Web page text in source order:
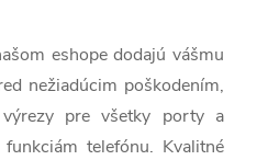
eshope dodajú vášmu
nežiadúcim poškodením,
pre všetky porty a
telefónu. Kvalitné